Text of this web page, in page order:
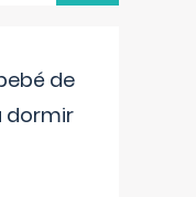
de
dormir